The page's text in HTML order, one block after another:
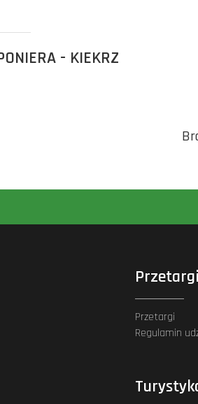
- KIEKRZ
Przetargi
Przetargi
Regulamin